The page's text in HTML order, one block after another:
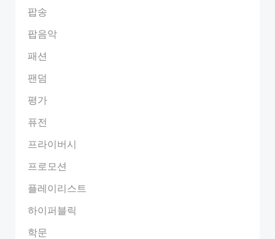
팝송
팝음악
패션
팬덤
평가
퓨전
프라이버시
프로모션
플레이리스트
하이퍼블릭
학문